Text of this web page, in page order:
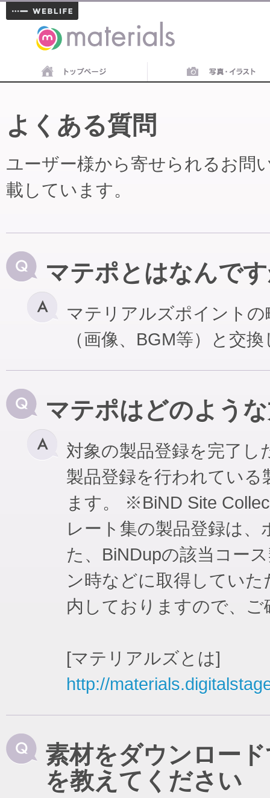
materials
よくある質問
ユーザー様から寄せられるお問
載しています。
マテポとはなんで
マテリアルズポイント
（画像、BGM等）と交
マテポはどのよう
対象の製品登録を完了
製品登録を行われてい
ます。 ※BiND Site
レート集の製品登録は
た、BiNDupの該当コー
ン時などに取得してい
内しておりますので、
[マテリアルズとは]
http://
素材をダウンロー
を教えてください